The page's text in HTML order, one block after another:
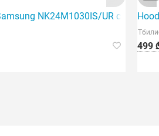
NK24M1030IS/UR с
499